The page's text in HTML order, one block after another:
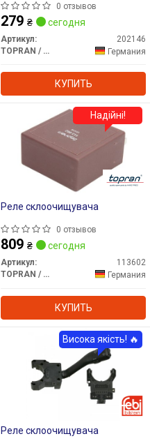
0 отзывов
279 ₴ сегодня
Артикул:
202146
TOPRAN / HANS PRIES
Германия
КУПИТЬ
Реле склоочищувача
0 отзывов
809 ₴ сегодня
Артикул:
113602
TOPRAN / HANS PRIES
Германия
КУПИТЬ
Надійні!
Реле склоочищувача
Висока якість! 🔥